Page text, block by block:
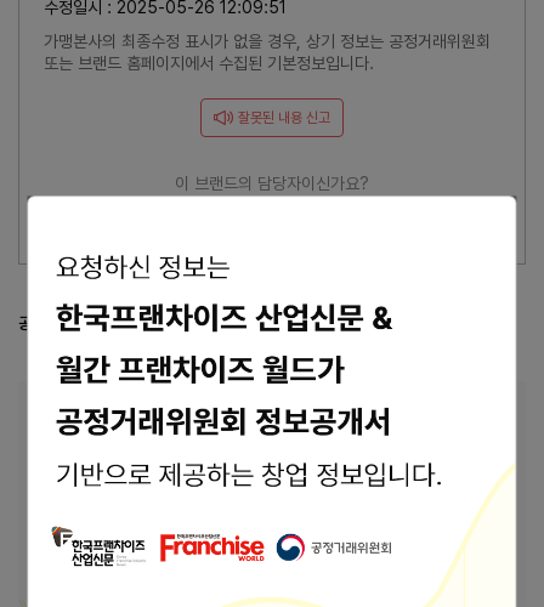
수정일시 : 2025-05-26 12:09:51
가맹본사의 최종수정 표시가 없을 경우, 상기 정보는 공정거래위원회
또는 브랜드 홈페이지에서 수집된 기본정보입니다.
잘못된 내용 신고
이 브랜드의 담당자이신가요?
공정거래위원회 등록 정보 공정위 정보공개서 열람
본사 안내
우 : 31079 충청남도 천안시 서북구 성성5로
홈페이지
바로가기